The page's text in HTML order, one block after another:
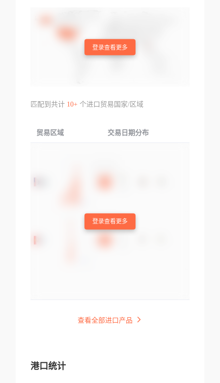
登录查看更多
匹配到共计 10+个进口贸易国家/区域
贸易区域 交易日期分布
登录查看更多
查看全部进口产品
港口统计